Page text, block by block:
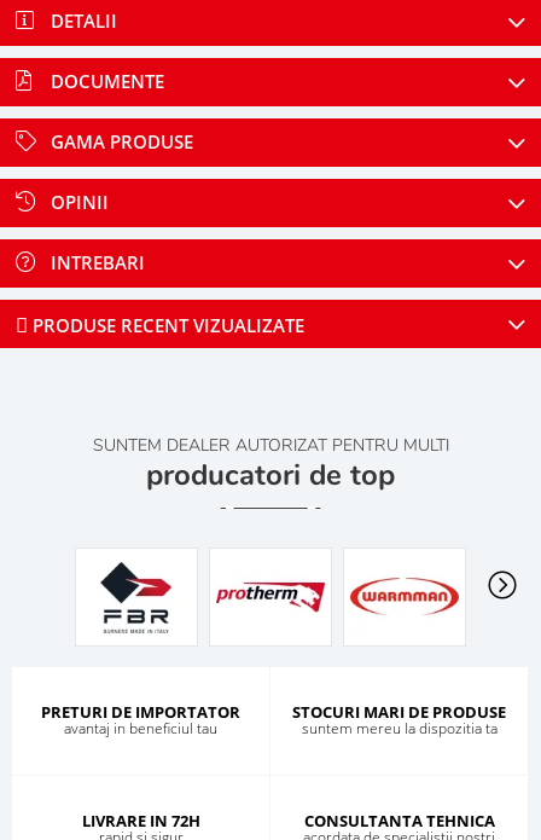
DETALII
DOCUMENTE
GAMA PRODUSE
OPINII
INTREBARI
PRODUSE RECENT VIZUALIZATE
SUNTEM DEALER AUTORIZAT PENTRU MULTI
producatori de top
PRETURI DE IMPORTATOR
avantaj in beneficiul tau
STOCURI MARI DE PRODUSE
suntem mereu la dispozitia ta
LIVRARE IN 72H CONSULTANTA TEHNICA